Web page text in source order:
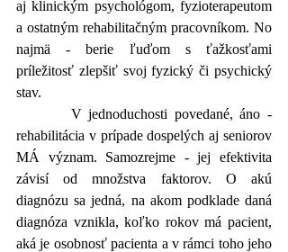
aj klinickým psychológom, fyzioterapeutom
a ostatným rehabilitačným pracovníkom. No
najmä - berie ľuďom s ťažkosťami
príležitosť zlepšiť svoj fyzický či psychický
stav.
rehabilitácia v prípade dospelých aj seniorov
MÁ význam. Samozrejme - jej efektivita
závisí od množstva faktorov. O akú
diagnózu sa jedná, na akom podklade daná
diagnóza vznikla, koľko rokov má pacient,
aká je osobnosť pacienta a v rámci toho jeho